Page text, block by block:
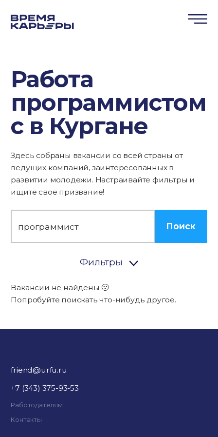
Работа
программистом
c в Кургане
Здесь собраны вакансии со всей страны от
ведущих компаний, заинтересованных в
развитии молодежи. Настраивайте фильтры и
ищите свое призвание!
Поиск
Фильтры
Вакансии не найдены 🙁
Попробуйте поискать что-нибудь другое.
friend@urfu.ru
+7 (343) 375-93-53
Работодателям
Контакты